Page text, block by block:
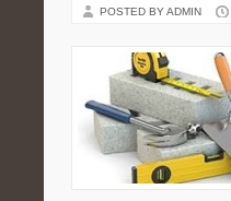
POSTED BY ADMIN